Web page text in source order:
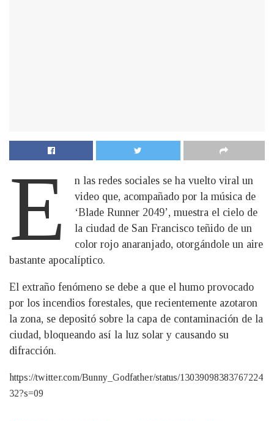
E
n las redes sociales se ha vuelto viral un
video que, acompañado por la música de
‘Blade Runner 2049’, muestra el cielo de
la ciudad de San Francisco teñido de un
color rojo anaranjado, otorgándole un aire
bastante apocalíptico.
El extraño fenómeno se debe a que el humo provocado
por los incendios forestales, que recientemente azotaron
la zona, se depositó sobre la capa de contaminación de la
ciudad, bloqueando así la luz solar y causando su
difracción.
https://twitter.com/Bunny_Godfather/status/13039098383767224
32?s=09